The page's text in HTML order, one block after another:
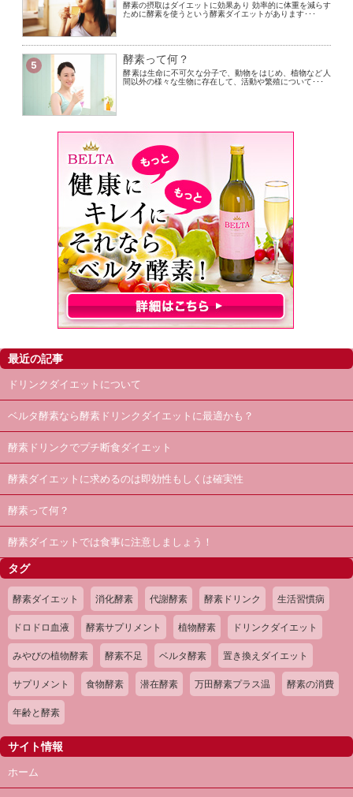
酵素の摂取はダイエットに効果あり 効率的に体重を減らす
ために酵素を使うという酵素ダイエットがあります･･･
5 酵素って何？
酵素は生命に不可欠な分子で、動物をはじめ、植物など人
間以外の様々な生物に存在して、活動や繁殖について･･･
最近の記事
ドリンクダイエットについて
ベルタ酵素なら酵素ドリンクダイエットに最適かも？
酵素ドリンクでプチ断食ダイエット
酵素ダイエットに求めるのは即効性もしくは確実性
酵素って何？
酵素ダイエットでは食事に注意しましょう！
タグ
酵素ダイエット 消化酵素 代謝酵素 酵素ドリンク 生活習慣病
ドロドロ血液 酵素サプリメント 植物酵素 ドリンクダイエット
みやびの植物酵素 酵素不足 ベルタ酵素 置き換えダイエット
サプリメント 食物酵素 潜在酵素 万田酵素プラス温 酵素の消費
年齢と酵素
サイト情報
ホーム